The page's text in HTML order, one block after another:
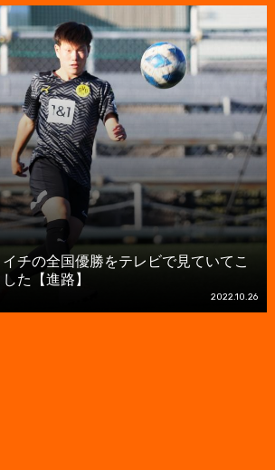
イチの全国優勝をテレビで見ていてこ
た【進路】
2022.10.26